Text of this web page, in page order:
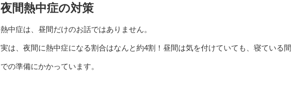
夜間熱中症の対策
熱中症は、昼間だけのお話ではありません。
実は、夜間に熱中症になる割合はなんと約4割！昼間は気を付けていても、寝ている
での準備にかかっています。